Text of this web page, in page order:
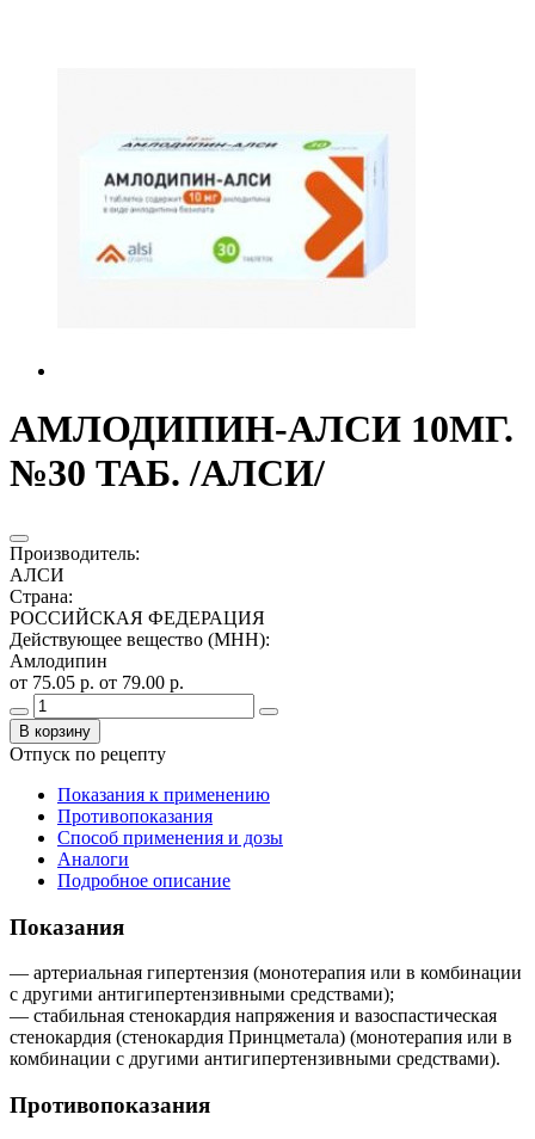
АМЛОДИПИН-АЛСИ 10МГ.
№30 ТАБ. /АЛСИ/
Производитель:
АЛСИ
Страна:
РОССИЙСКАЯ ФЕДЕРАЦИЯ
Действующее вещество (МНН):
Амлодипин
от 75.05 р. от 79.00 р.
В корзину
Отпуск по рецепту
Показания к применению
Противопоказания
Способ применения и дозы
Аналоги
Подробное описание
Показания
— артериальная гипертензия (монотерапия или в комбинации
с другими антигипертензивными средствами);
— стабильная стенокардия напряжения и вазоспастическая
стенокардия (стенокардия Принцметала) (монотерапия или в
комбинации с другими антигипертензивными средствами).
Противопоказания